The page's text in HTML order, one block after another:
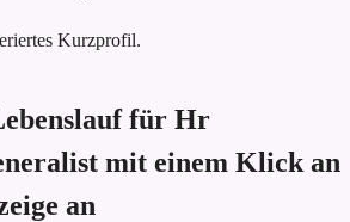
Kurzprofil.
für Hr
mit einem Klick an
an